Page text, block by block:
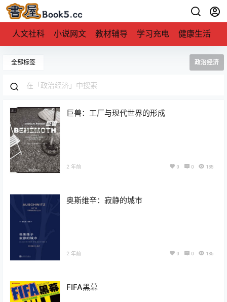
人文社科 小说网文 教材辅导 学习充电 健康生活
全部标签 政治经济
巨兽：工厂与现代世界的形成
2 年前 0 0 185
奥斯维辛：寂静的城市
2 年前 0 0 185
FIFA黑幕